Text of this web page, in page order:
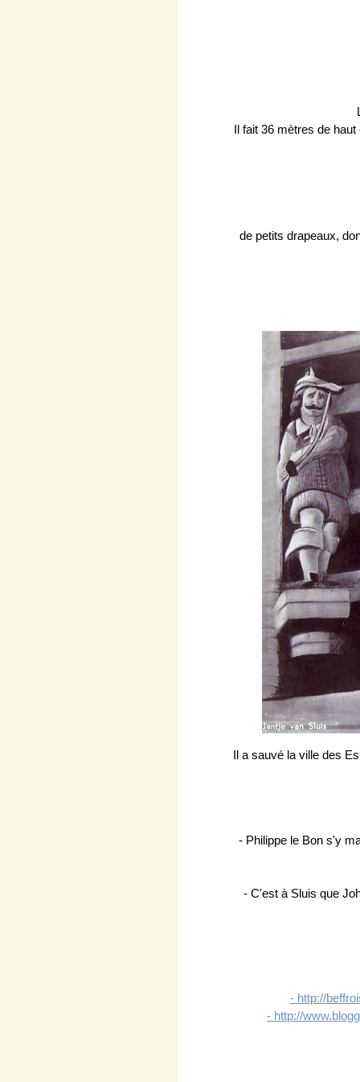
Il fait 36 mètres de
de petits drapeaux,
Il a sauvé la ville des
- Philippe le Bon s'y
- C'est à Sluis que
- http://
- http://